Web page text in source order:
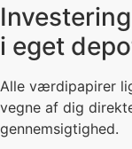
Investering
i eget
Alle værdipapirer
vegne af dig
gennemsigtighed.